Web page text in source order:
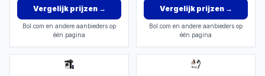
Vergelijk prijzen→
Bol.com en andere aanbieders op
één pagina
Vergelijk prijzen→
Bol.com en andere aanbieders op
één pagina